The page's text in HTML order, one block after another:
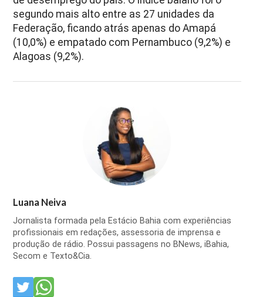
segundo mais alto entre as 27 unidades da
Federação, ficando atrás apenas do Amapá
(10,0%) e empatado com Pernambuco (9,2%) e
Alagoas (9,2%).
Luana Neiva
Jornalista formada pela Estácio Bahia com experiências
profissionais em redações, assessoria de imprensa e
produção de rádio. Possui passagens no BNews, iBahia,
Secom e Texto&Cia.